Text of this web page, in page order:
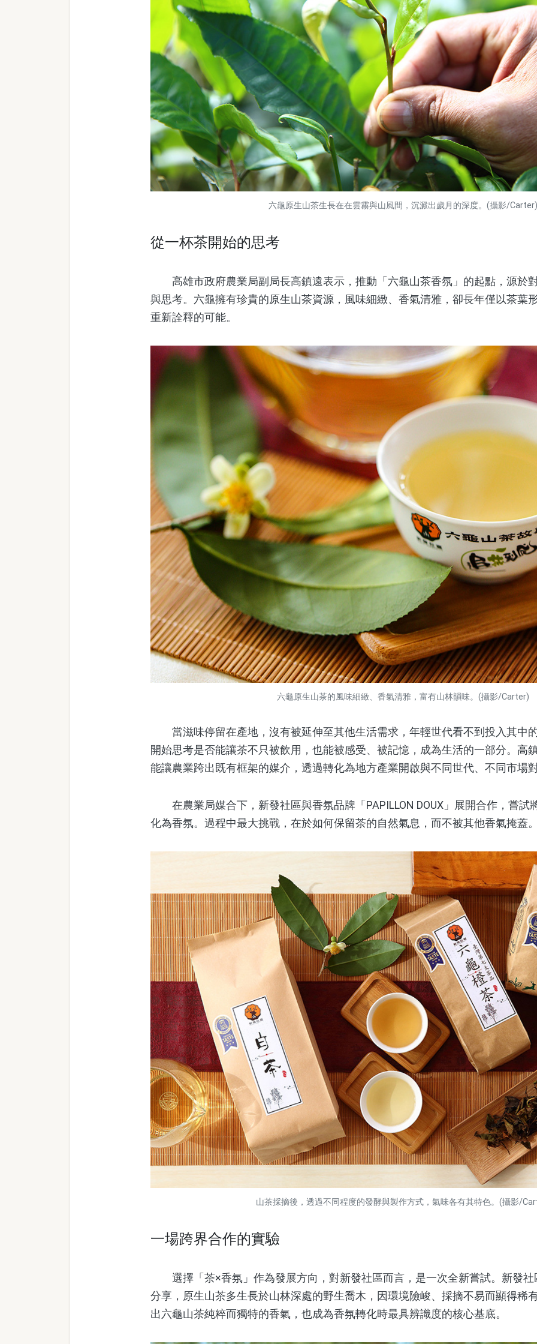
六龜原生山茶生長在在雲霧與山風間，沉澱出歲月的深度。(攝影/Carter)
從一杯茶開始的思考
高雄市政府農業局副局長高鎮遠表示，推動「六龜山茶香氛」的起點，源於
與思考。六龜擁有珍貴的原生山茶資源，風味細緻、香氣清雅，卻長年僅以茶葉
重新詮釋的可能。
六龜原生山茶的風味細緻、香氣清雅，富有山林韻味。(攝影/Carter)
當滋味停留在產地，沒有被延伸至其他生活需求，年輕世代看不到投入其中
開始思考是否能讓茶不只被飲用，也能被感受、被記憶，成為生活的一部分。高
能讓農業跨出既有框架的媒介，透過轉化為地方產業開啟與不同世代、不同市場
在農業局媒合下，新發社區與香氛品牌「PAPILLON DOUX」展開合作，嘗試
化為香氛。過程中最大挑戰，在於如何保留茶的自然氣息，而不被其他香氣掩蓋
山茶採摘後，透過不同程度的發酵與製作方式，氣味各有其特色。(攝影/
一場跨界合作的實驗
選擇「茶×香氛」作為發展方向，對新發社區而言，是一次全新嘗試。新發社
分享，原生山茶多生長於山林深處的野生喬木，因環境險峻、採摘不易而顯得稀
出六龜山茶純粹而獨特的香氣，也成為香氛轉化時最具辨識度的核心基底。